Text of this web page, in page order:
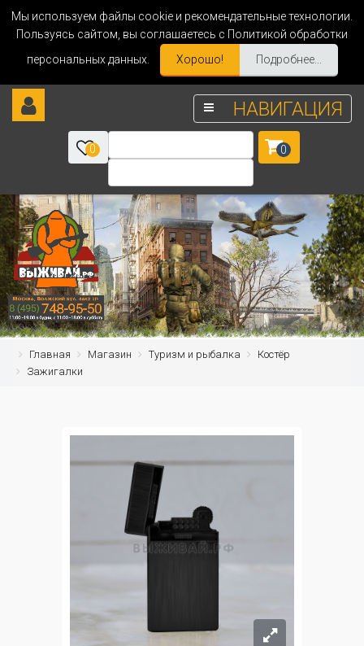
Мы используем файлы cookie и рекомендательные технологии.
Пользуясь сайтом, вы соглашаетесь с Политикой обработки
персональных данных.
Хорошо! Подробнее...
НАВИГАЦИЯ
0 0
Главная Магазин Туризм и рыбалка
Костёр
Зажигалки